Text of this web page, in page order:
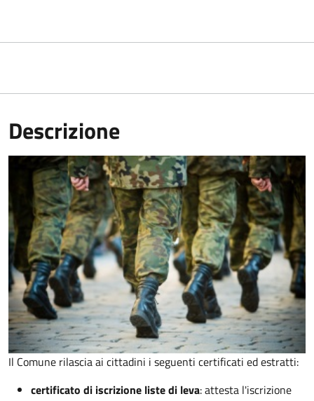
Descrizione
Il Comune rilascia ai cittadini i seguenti certificati ed estratti:
certificato di iscrizione liste di leva: attesta l'iscrizione